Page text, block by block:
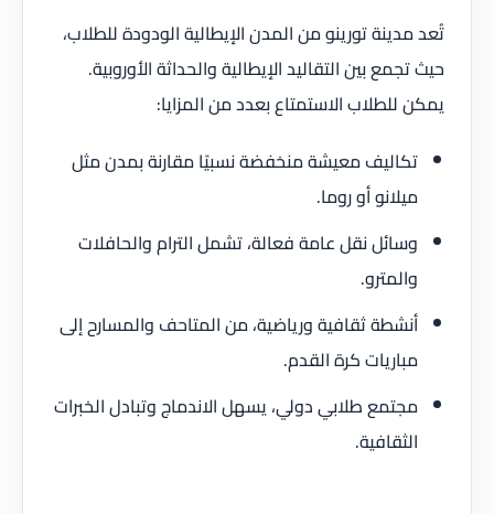
تُعد مدينة تورينو من المدن الإيطالية الودودة للطلاب،
حيث تجمع بين التقاليد الإيطالية والحداثة الأوروبية.
يمكن للطلاب الاستمتاع بعدد من المزايا:
تكاليف معيشة منخفضة نسبيًا مقارنة بمدن مثل
ميلانو أو روما.
وسائل نقل عامة فعالة، تشمل الترام والحافلات
والمترو.
أنشطة ثقافية ورياضية، من المتاحف والمسارح إلى
مباريات كرة القدم.
مجتمع طلابي دولي، يسهل الاندماج وتبادل الخبرات
الثقافية.